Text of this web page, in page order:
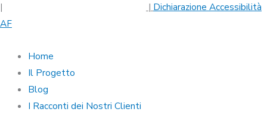
|
| Dichiarazione Accessibilità
AF
Home
Il Progetto
Blog
I Racconti dei Nostri Clienti